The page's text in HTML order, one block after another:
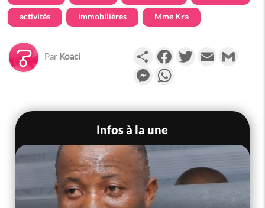
activités immobilières Mme Kra
Par Koaci PartagerFacebookTwitterEmail
Messenger
Infos à la une